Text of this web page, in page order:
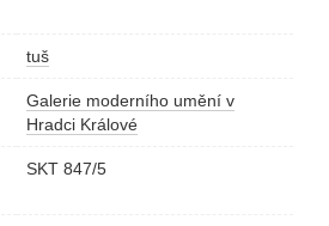
tuš
Galerie moderního umění v
Hradci Králové
SKT 847/5